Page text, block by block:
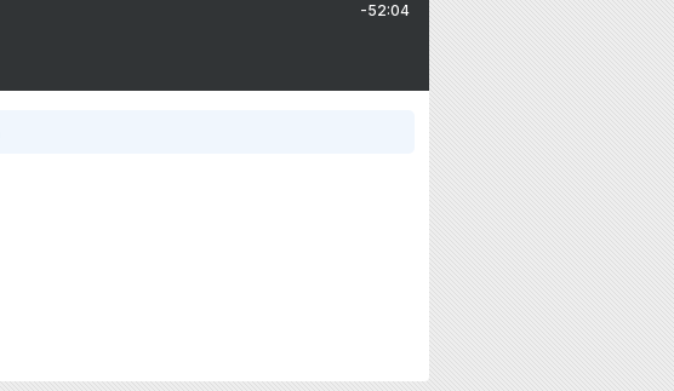
-52:04